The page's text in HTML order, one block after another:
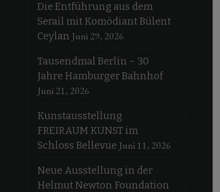
Die Entführung aus dem
Serail mit Komödiant Bülent
Ceylan Juni 29, 2026
Tausendmal Berlin – 30
Jahre Hamburger Bahnhof
Juni 21, 2026
Kunstausstellung
FREIRAUM KUNST im
Schloss Bellevue Juni 11, 2026
Neue Ausstellung in der
Helmut Newton Foundation